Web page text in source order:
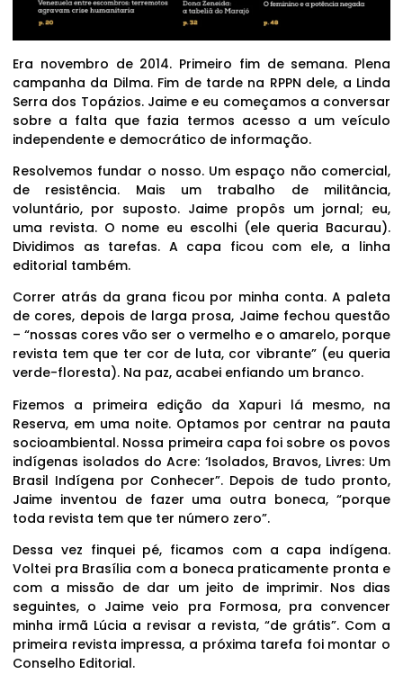
Era novembro de 2014. Primeiro fim de semana. Plena
campanha da Dilma. Fim de tarde na RPPN dele, a Linda
Serra dos Topázios. Jaime e eu começamos a conversar
sobre a falta que fazia termos acesso a um veículo
independente e democrático de informação.
Resolvemos fundar o nosso. Um espaço não comercial,
de resistência. Mais um trabalho de militância,
voluntário, por suposto. Jaime propôs um jornal; eu,
uma revista. O nome eu escolhi (ele queria Bacurau).
Dividimos as tarefas. A capa ficou com ele, a linha
editorial também.
Correr atrás da grana ficou por minha conta. A paleta
de cores, depois de larga prosa, Jaime fechou questão
– “nossas cores vão ser o vermelho e o amarelo, porque
revista tem que ter cor de luta, cor vibrante” (eu queria
verde-floresta). Na paz, acabei enfiando um branco.
Fizemos a primeira edição da Xapuri lá mesmo, na
Reserva, em uma noite. Optamos por centrar na pauta
socioambiental. Nossa primeira capa foi sobre os povos
indígenas isolados do Acre: ‘Isolados, Bravos, Livres: Um
Brasil Indígena por Conhecer”. Depois de tudo pronto,
Jaime inventou de fazer uma outra boneca, “porque
toda revista tem que ter número zero”.
Dessa vez finquei pé, ficamos com a capa indígena.
Voltei pra Brasília com a boneca praticamente pronta e
com a missão de dar um jeito de imprimir. Nos dias
seguintes, o Jaime veio pra Formosa, pra convencer
minha irmã Lúcia a revisar a revista, “de grátis”. Com a
primeira revista impressa, a próxima tarefa foi montar o
Conselho Editorial.